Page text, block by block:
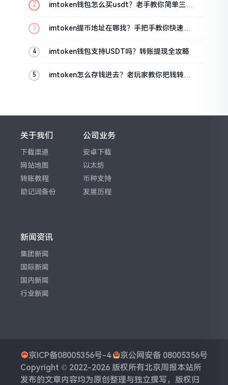
imtoken钱包怎么买usdt？老手教你简单三步
imtoken提币地址在哪找？手把手教你快速查
imtoken钱包支持USDT吗？转账提现全攻略
imtoken怎么存钱进去？老玩家教你把钱转进
关于我们
下载渠道
网站地图
转账教程
助记词备份
公司业务
安卓下载
以太坊
币种支持
发展历程
新闻资讯
集团新闻
国际新闻
国内新闻
行业新闻
京ICP备08005356号-4
京公网安备 08005356号
Copyright © 2022-2026 版权所有北京周报本站所
发布的文章内容均为原创整理与独立撰写，版权归